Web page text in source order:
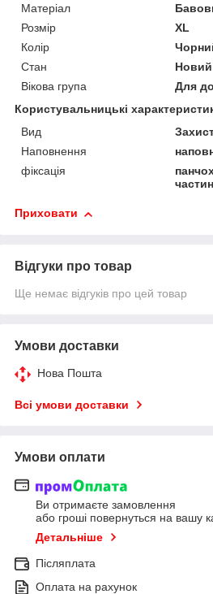
Матеріал
Розмір
XL
Колір
Стан
Новий
Вікова група
Для
Користувальницькі
Вид
Наповнення
фіксація
Приховати
Відгуки про товар
Ще немає відгуків про цей товар
Умови доставки
Нова Пошта
Всі умови доставки
Умови оплати
Ви отримаєте замовлення
або гроші повернуться на вашу
Детальніше
Післяплата
Оплата на рахунок